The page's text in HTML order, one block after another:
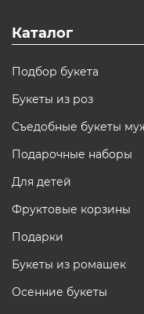
Каталог
Подбор букета
Букеты из роз
Съедобные букеты
Подарочные наборы
Для детей
Фруктовые корзины
Подарки
Букеты из ромашек
Осенние букеты